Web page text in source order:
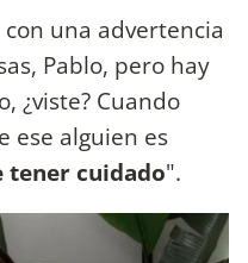
una advertencia
Pablo, pero hay
¿viste? Cuando
ese alguien es
tener cuidado".